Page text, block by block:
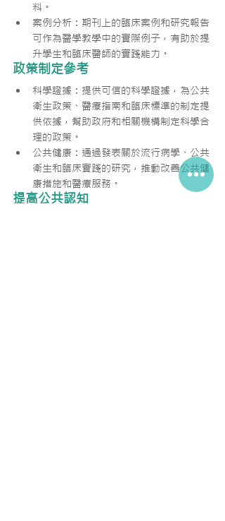
料。
案例分析：期刊上的臨床案例和研究報告
可作為醫學教學中的實際例子，有助於提
升學生和臨床醫師的實踐能力。
政策制定參考
科學證據：提供可信的科學證據，為公共
衛生政策、醫療指南和臨床標準的制定提
供依據，幫助政府和相關機構制定科學合
理的政策。
公共健康：通過發表關於流行病學、公共
衛生和臨床實踐的研究，推動改善公共健
康措施和醫療服務。
提高公共認知